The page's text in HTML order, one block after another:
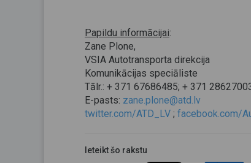
Papildu informācijai:
Zane Plone,
VSIA Autotransporta direkcija
Komunikācijas speciāliste
Tālr.: + 371 67686485; + 371
E-pasts: zane.plone@atd.lv
twitter.com/ATD_LV ; facebook.com/
Ieteikt šo rakstu